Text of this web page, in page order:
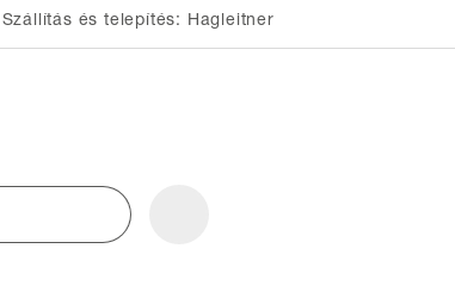
Szállítás és telepítés: Hagleitner